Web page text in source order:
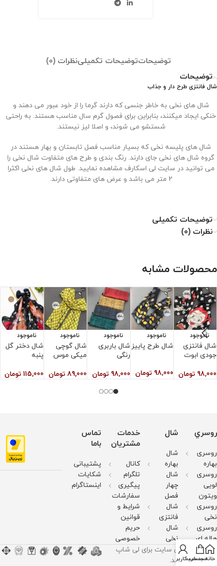
توضیحاتتوضیحات تکمیلینظرات (0)
توضیحات
شال فانتزی طرح دار و جذاب
شال های نخی به خاطر جنسی که دارند گرما را از خود عبور می دهند و
خنکی ایجاد میکنند، بنابراین برای فصول گرم سال مناسب هستند. به راحتی
شستشو می شوند، و اصلا لیز نیستند.
شال های پلیسه نخی که بسیار مناسب فصل تابستان و بهار هستند در
گروه شال های نخی جای دارند. رنگ بندی و طرح های متفاوت شال نخی را
می توانید در سایت لی اسکارف مشاهده نمایید. طول شال های نخی اکثرا
2 متر می باشد و عرض های متفاوتی دارند.
نحوه نگهداری از شال نخی
۳. از خشک کن استفاده نشود.
توضیحات تکمیلی
نظرات (0)
محصولات مشابه
ناموجود
شال فانتزی
جودی ابوت
98,000 تومان
ناموجود
شال طرح پاییز
98,000 تومان
ناموجود
شال باربری
رنگی
98,000 تومان
ناموجود
شال گوچی
میکی موس
89,000 تومان
ناموجود
شال دختر گل
پنبه
115,000 تومان
روسري
روسری
بهاره
روسری
لویی
ویتون
روسری
نخی
روسری
هاله ای
شال
شال
بهاره
شال
چهار
فصل
شال
فانتزی
شال
نخی
خدمات
مشتریان
کانال
تلگرام
پیگیری
سفارشات
شرایط و
قوانین
حریم
خصوصی
تماس
باما
پشتیبانی
شکایات
اینستاگرام
کليه حقوق اين سايت برای لی شاپ
محفوظ می‌باشد.
خانهسبد خرید
حساب کاربری من